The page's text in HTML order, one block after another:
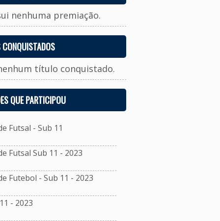
nenhuma premiação.
título conquistado.
QUE PARTICIPOU
Futsal - Sub 11
Futsal Sub 11 - 2023
Futebol - Sub 11 - 2023
- 2023